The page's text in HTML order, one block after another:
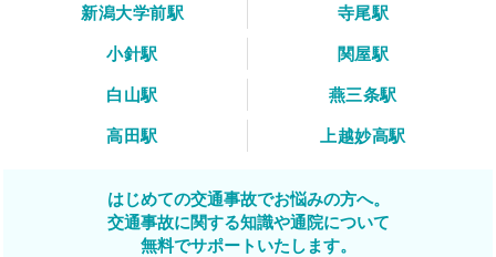
新潟大学前駅
寺尾駅
小針駅
関屋駅
白山駅
燕三条駅
高田駅
上越妙高駅
はじめての交通事故でお悩みの方へ。
交通事故に関する知識や通院について
無料でサポートいたします。